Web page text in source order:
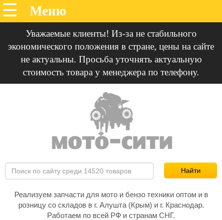
Уважаемые клиенты! Из-за не стабильного
экономического положения в стране, цены на сайте
не актуальны. Просьба уточнять актуальную
стоимость товара у менеджера по телефону.
Реализуем запчасти для мото и бензо техники оптом и в
розницу со складов в г. Алушта (Крым) и г. Краснодар.
Работаем по всей РФ и странам СНГ.